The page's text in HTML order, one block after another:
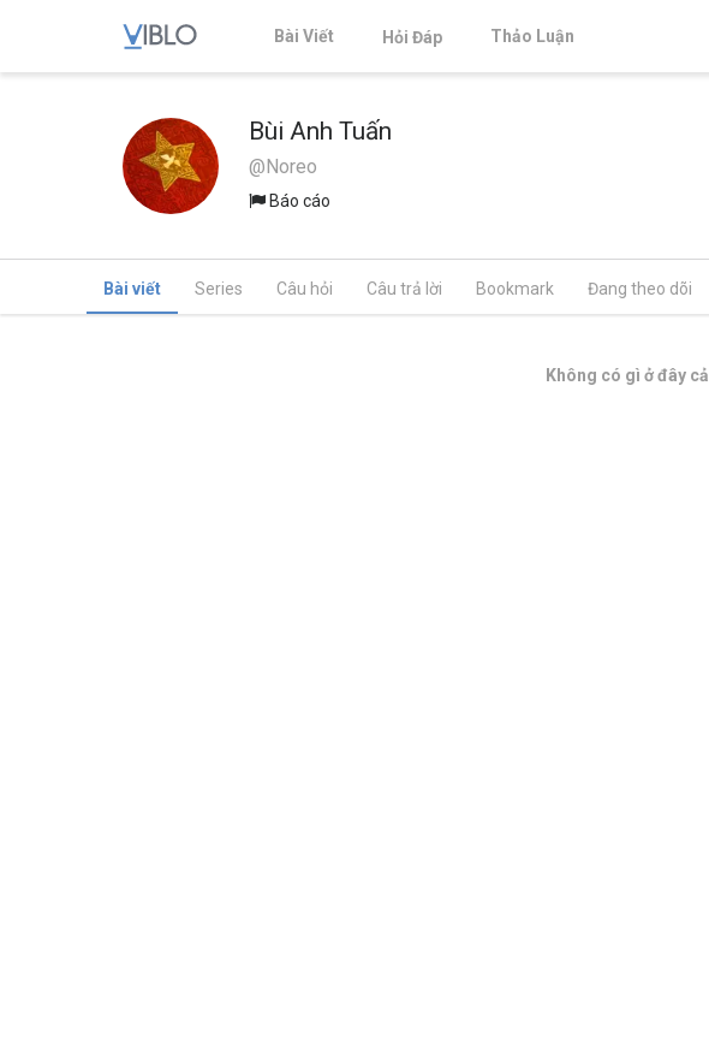
Bài Viết Hỏi Đáp Thảo Luận
Bùi Anh Tuấn
@Noreo
Báo cáo
Bài viết Series Câu hỏi Câu trả lời Bookmark Đang theo dõi
Không có gì ở đây cả